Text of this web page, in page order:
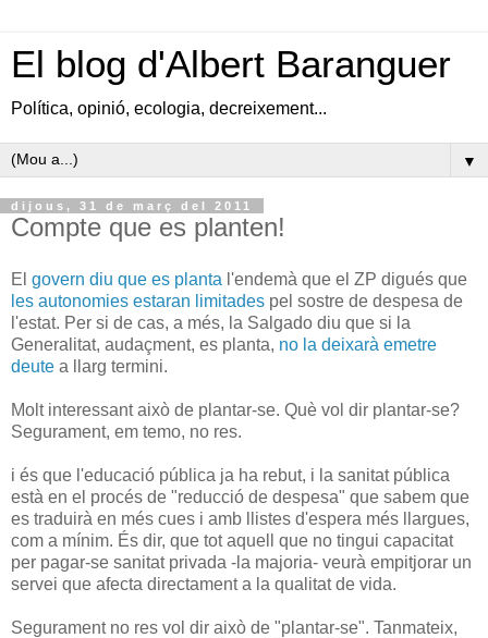
El blog d'Albert Baranguer
Política, opinió, ecologia, decreixement...
▼
dijous, 31 de març del 2011
Compte que es planten!
El govern diu que es planta l'endemà que el ZP digués que
les autonomies estaran limitades pel sostre de despesa de
l'estat. Per si de cas, a més, la Salgado diu que si la
Generalitat, audaçment, es planta, no la deixarà emetre
deute a llarg termini.
Molt interessant això de plantar-se. Què vol dir plantar-se?
Segurament, em temo, no res.
i és que l'educació pública ja ha rebut, i la sanitat pública
està en el procés de "reducció de despesa" que sabem que
es traduirà en més cues i amb llistes d'espera més llargues,
com a mínim. És dir, que tot aquell que no tingui capacitat
per pagar-se sanitat privada -la majoria- veurà empitjorar un
servei que afecta directament a la qualitat de vida.
Segurament no res vol dir això de "plantar-se". Tanmateix,